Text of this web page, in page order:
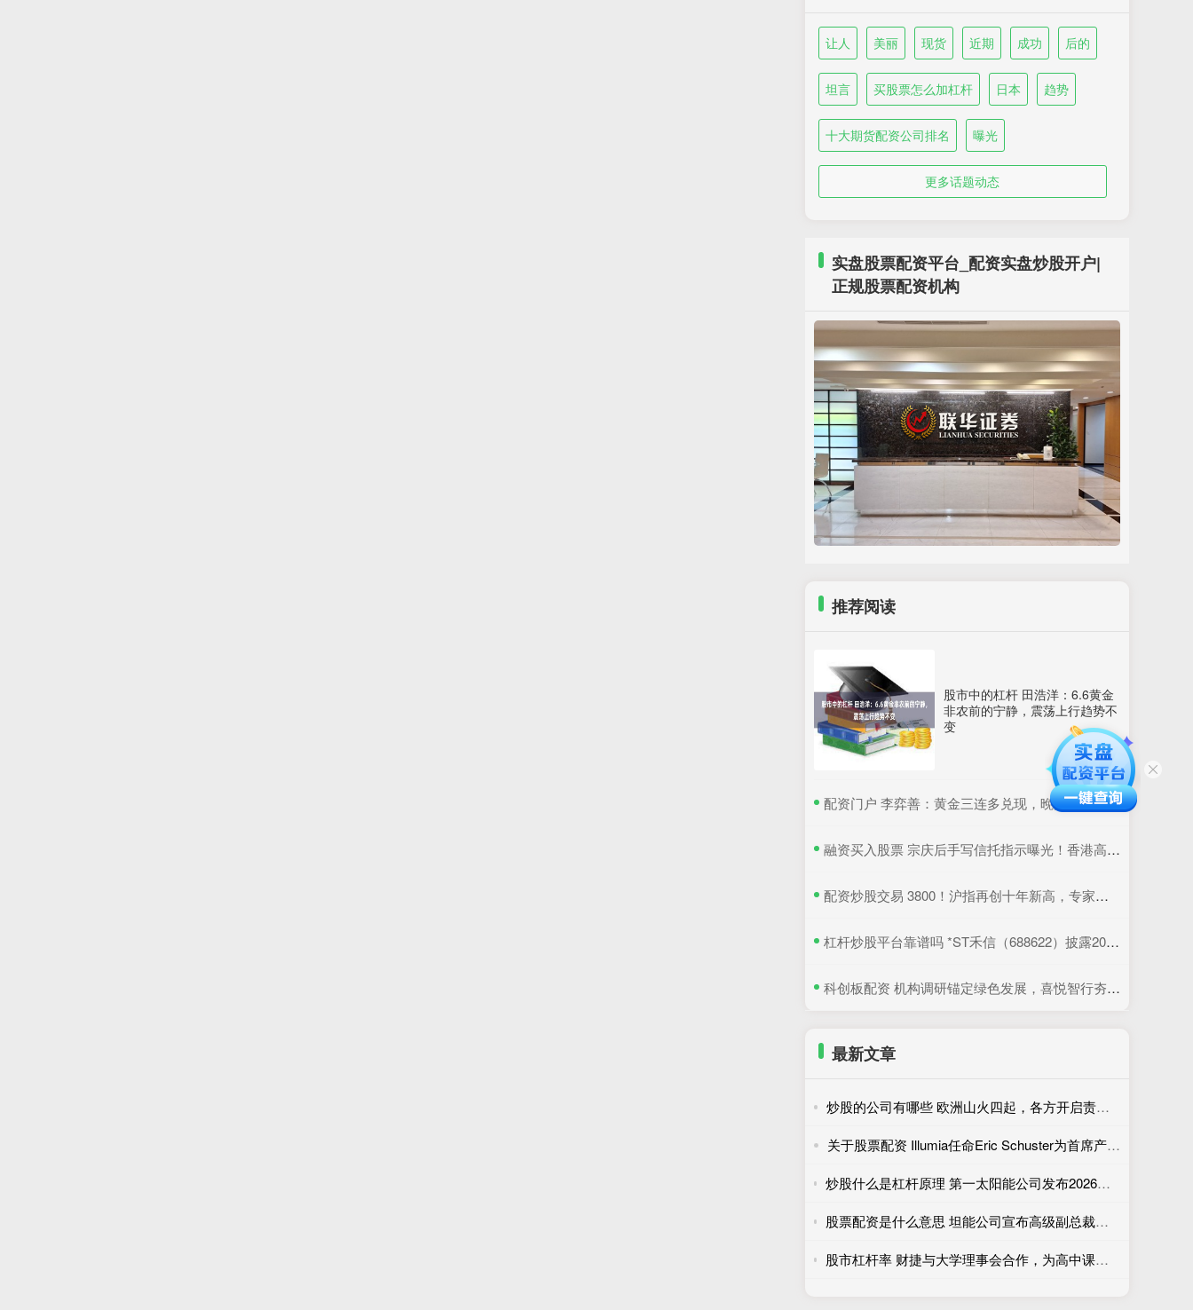
让人 美丽 现货 近期 成功 后的
坦言 买股票怎么加杠杆 日本 趋势
十大期货配资公司排名 曝光
更多话题动态
实盘股票配资平台_配资实盘炒股开户|
正规股票配资机构
推荐阅读
股市中的杠杆 田浩洋：6.6黄金
非农前的宁静，震荡上行趋势不
变
​配资门户 李弈善：黄金三连多兑现，晚间68继续多！
​融资买入股票 宗庆后手写信托指示曝光！香港高院判了：宗馥莉暂不得挪动汇丰账户资产
​配资炒股交易 3800！沪指再创十年新高，专家：牛市是经济增长重要引擎
​杠杆炒股平台靠谱吗 *ST禾信（688622）披露2025年年度股东会决议公告，5月22日股价上涨3.33%
​科创板配资 机构调研锚定绿色发展，喜悦智行夯实可循环包装行业优势
最新文章
炒股的公司有哪些 欧洲山火四起，各方开启责任推诿拉锯战
关于股票配资 Illumia任命Eric Schuster为首席产品官
炒股什么是杠杆原理 第一太阳能公司发布2026年责任报告：本土制造创造多重价值
股票配资是什么意思 坦能公司宣布高级副总裁兼首席财务官Fay West将退休
股市杠杆率 财捷与大学理事会合作，为高中课堂提供免费金融工具与资源